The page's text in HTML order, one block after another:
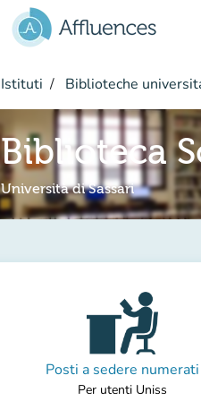
Istituti Biblioteche
Biblioteca
Università di Sassari
Posti a sedere numerati
Per utenti Uniss